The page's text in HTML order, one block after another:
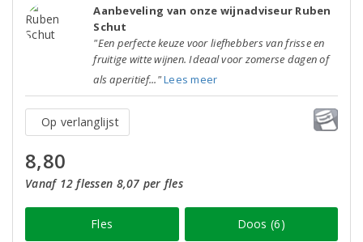
Aanbeveling van onze wijnadviseur Ruben
Schut
"Een perfecte keuze voor liefhebbers van frisse en
fruitige witte wijnen. Ideaal voor zomerse dagen of
als aperitief..."Lees meer
Op verlanglijst
8,80
Vanaf 12 flessen 8,07 per fles
Fles Doos (6)